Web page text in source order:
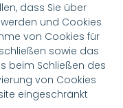
dass Sie über
und Cookies
von Cookies für
sowie das
beim Schließen des
von Cookies
eingeschränkt